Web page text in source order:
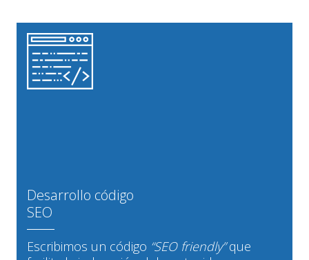
Desarrollo código
SEO
Escribimos un código “SEO friendly”que